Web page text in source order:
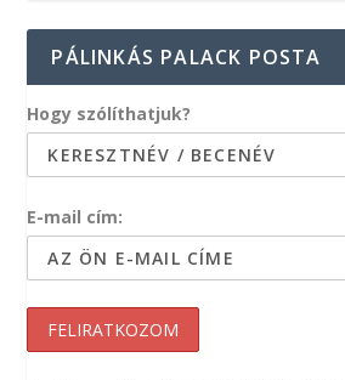
PÁLINKÁS PALACK POSTA
Hogy szólíthatjuk?
E-mail cím: